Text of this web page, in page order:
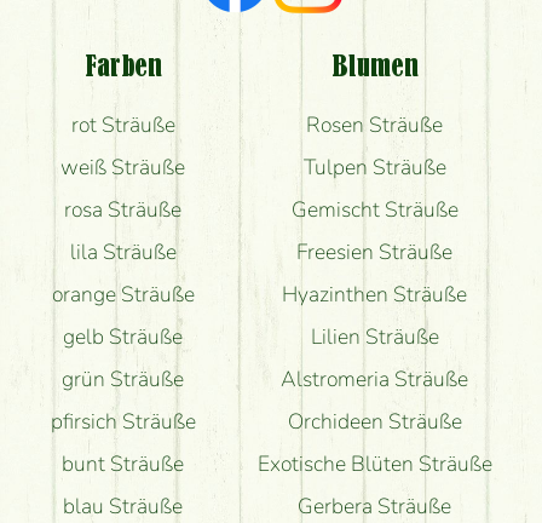
Welche Rückmeldungen bekomme ich zum
Blumenversand?
Farben
rot Sträuße
weiß Sträuße
rosa Sträuße
lila Sträuße
orange Sträuße
gelb Sträuße
grün Sträuße
pfirsich Sträuße
bunt Sträuße
blau Sträuße
Blumen
Rosen Sträuße
Tulpen Sträuße
Gemischt Sträuße
Freesien Sträuße
Hyazinthen Sträuße
Lilien Sträuße
Alstromeria Sträuße
Orchideen Sträuße
Exotische Blüten Sträuße
Gerbera Sträuße